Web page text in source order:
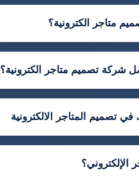
متاجر الكترونية؟
شركة تصميم متاجر الكترونية؟
تصميم المتاجر الالكترونية
الإلكتروني؟